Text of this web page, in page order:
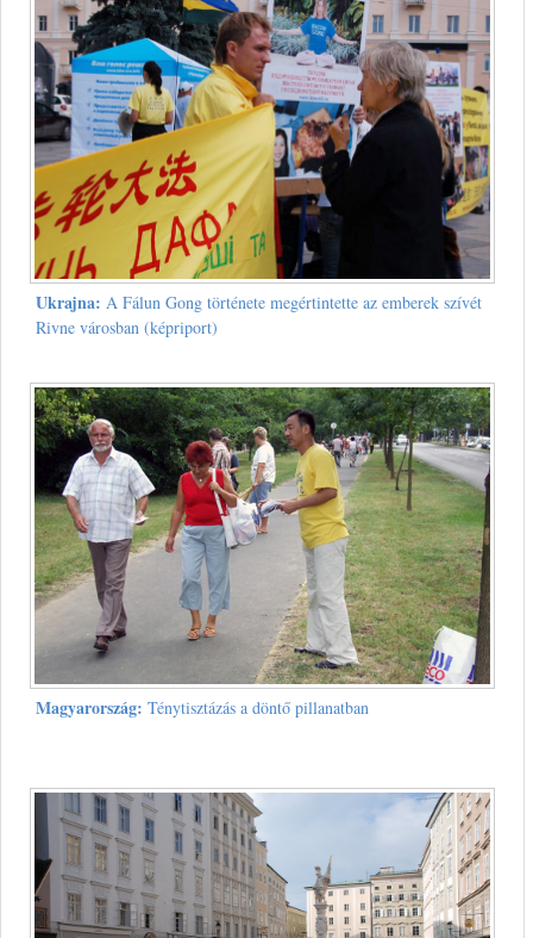
Ukrajna: A Fálun Gong története megértintette az emberek szívét
Rivne városban (képriport)
Magyarország: Ténytisztázás a döntő pillanatban